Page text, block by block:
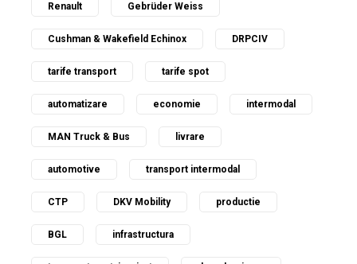
Renault Gebrüder Weiss
Cushman & Wakefield Echinox DRPCIV
tarife transport tarife spot
automatizare economie intermodal
MAN Truck & Bus livrare
automotive transport intermodal
CTP DKV Mobility productie
BGL infrastructura